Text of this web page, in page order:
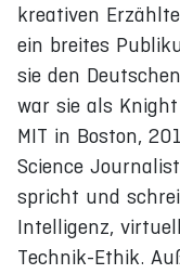
kreativen
ein breites
sie den
war sie als
MIT in Boston,
Science
spricht und
Intelligenz,
Technik-Ethik.